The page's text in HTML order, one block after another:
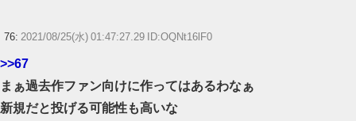
76: 2021/08/25(水) 01:47:27.29 ID:OQNt16lF0
>>67
まぁ過去作ファン向けに作ってはあるわなぁ
新規だと投げる可能性も高いな